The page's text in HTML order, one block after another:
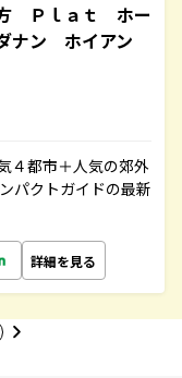
Ｐｌａｔ ホー
ン ホイアン
４都市＋人気の郊外
パクトガイドの最新
詳細を見る